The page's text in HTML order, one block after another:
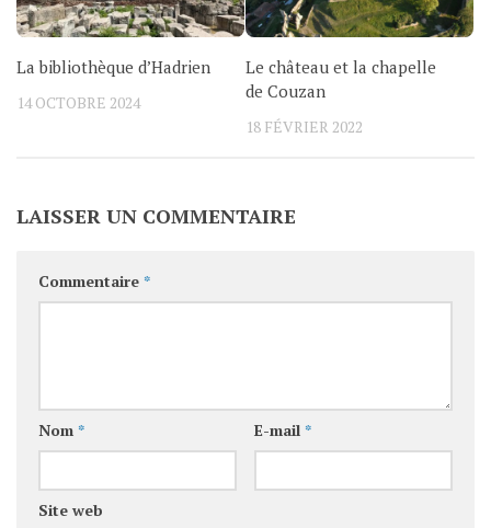
La bibliothèque d’Hadrien
14 OCTOBRE 2024
Le château et la chapelle
de Couzan
18 FÉVRIER 2022
LAISSER UN COMMENTAIRE
Commentaire *
Nom * E-mail *
Site web